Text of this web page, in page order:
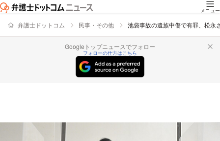
メニュー
弁護士ドットコム 民事・その他 池袋事故の遺族中傷で有罪、松
Googleトップニュースでフォロー
フォローの仕方はこちら